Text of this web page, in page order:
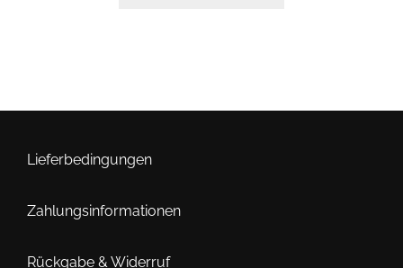
Lieferbedingungen
Zahlungsinformationen
Rückgabe & Widerruf